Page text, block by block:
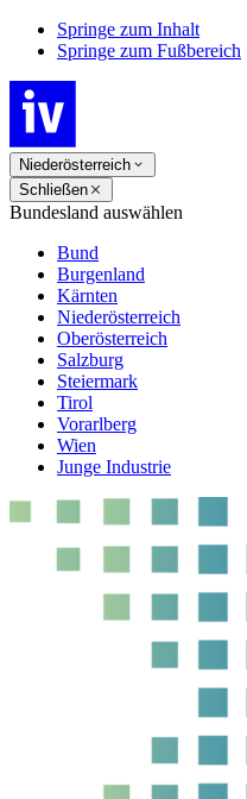
Springe zum Inhalt
Springe zum Fußbereich
Niederösterreich
Schließen
Bundesland auswählen
Bund
Burgenland
Kärnten
Niederösterreich
Oberösterreich
Salzburg
Steiermark
Tirol
Vorarlberg
Wien
Junge Industrie